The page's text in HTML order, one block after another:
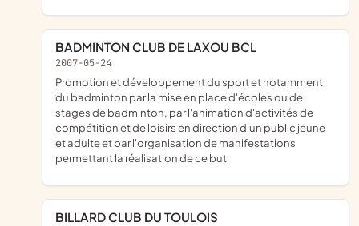
BADMINTON CLUB DE LAXOU BCL
2007-05-24
promotion et développement du sport et notamment
du badminton par la mise en place d'écoles ou de
stages de badminton, par l'animation d'activités de
compétition et de loisirs en direction d'un public jeune
et adulte et par l'organisation de manifestations
permettant la réalisation de ce but
BILLARD CLUB DU TOULOIS